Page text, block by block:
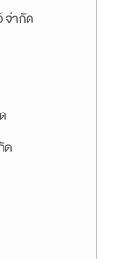
จำกัด
ด